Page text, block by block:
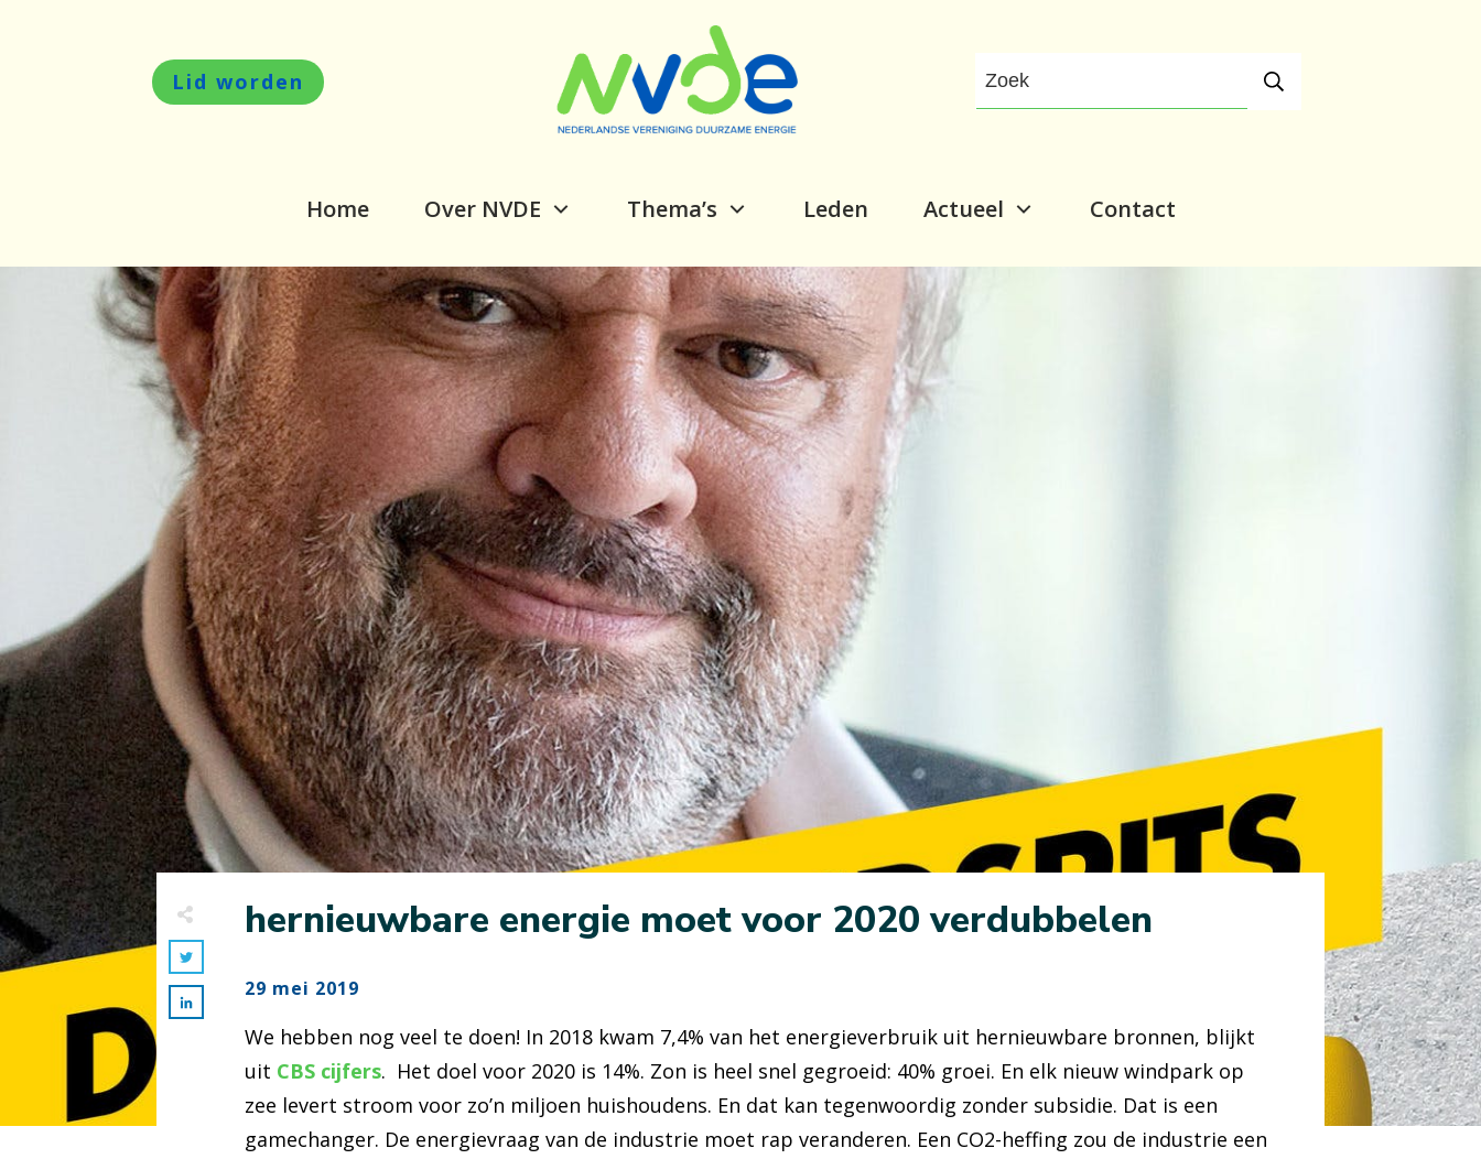
Lid worden
Home Over NVDE Thema’s Leden Actueel Contact
hernieuwbare energie moet voor 2020 verdubbelen
29 mei 2019
We hebben nog veel te doen! In 2018 kwam 7,4% van het energieverbruik uit hernieuwbare bronnen, blijkt
uit CBS cijfers. Het doel voor 2020 is 14%. Zon is heel snel gegroeid: 40% groei. En elk nieuw windpark op
zee levert stroom voor zo’n miljoen huishoudens. En dat kan tegenwoordig zonder subsidie. Dat is een
gamechanger. De energievraag van de industrie moet rap veranderen. Een CO2-heffing zou de industrie een